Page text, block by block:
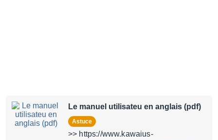
Le manuel utilisateu en anglais (pdf)
Astuce
>> https://www.kawaius-